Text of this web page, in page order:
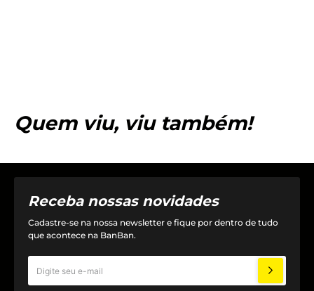
Quem viu, viu também!
Receba nossas novidades
Cadastre-se na nossa newsletter e fique por dentro de tudo
que acontece na BanBan.